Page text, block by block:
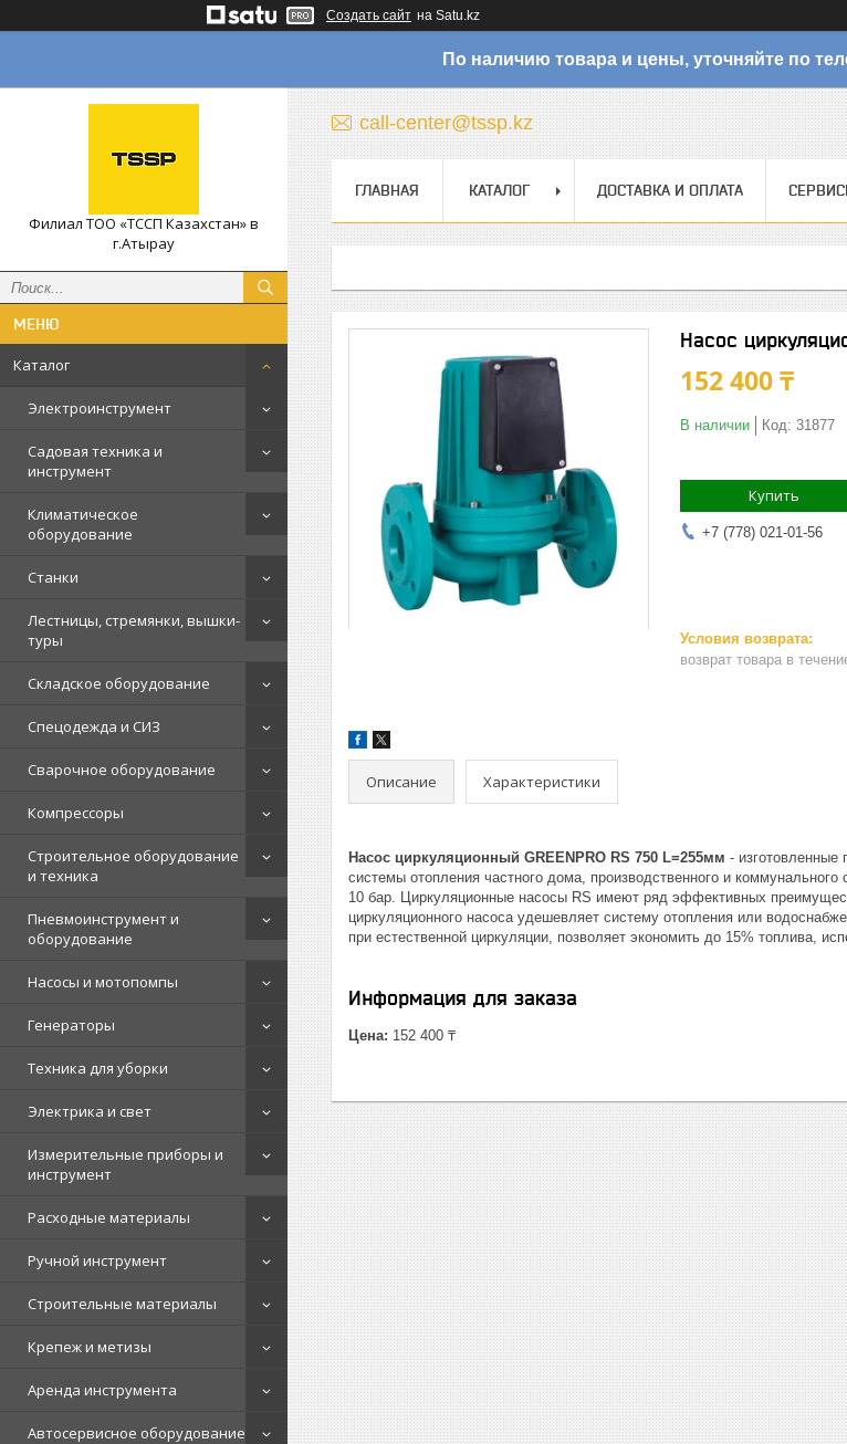
Создать сайт на Satu.kz
По наличию товара и цены, уточняйте по
Филиал ТОО «ТССП Казахстан» в
г.Атырау
Каталог
Электроинструмент
Садовая техника и
инструмент
Климатическое
оборудование
Станки
Лестницы, стремянки, вышки-
туры
Складское оборудование
Спецодежда и СИЗ
Сварочное оборудование
Компрессоры
Строительное оборудование
и техника
Пневмоинструмент и
оборудование
Насосы и мотопомпы
Генераторы
Техника для уборки
Электрика и свет
Измерительные приборы и
инструмент
Расходные материалы
Ручной инструмент
Строительные материалы
Крепеж и метизы
Аренда инструмента
Автосервисное оборудование
call-center@tssp.kz
ГЛАВНАЯ КАТАЛОГ ДОСТАВКА И ОПЛАТА
Насос
152 400 ₸
В наличии Код: 31877
Купить
+7 (778) 021-01-56
возврат товара в
Описание Характеристики
Насос циркуляционный GREENPRO RS 750 L=255мм - изготовленные
системы отопления частного дома, производственного и
10 бар. Циркуляционные насосы RS имеют ряд эффективных
циркуляционного насоса удешевляет систему отопления или
при естественной циркуляции, позволяет экономить до 15% топлива,
Информация для заказа
Цена: 152 400 ₸